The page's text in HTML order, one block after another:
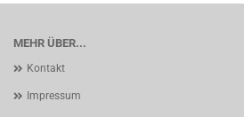
MEHR ÜBER...
Kontakt
Impressum